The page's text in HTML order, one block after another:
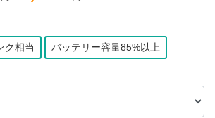
ク相当 バッテリー容量85%以上